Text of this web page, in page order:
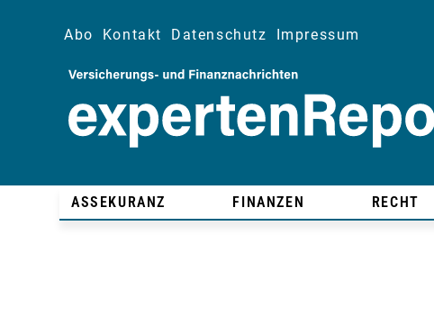
Abo Kontakt Datenschutz Impressum
ASSEKURANZ FINANZEN RECHT